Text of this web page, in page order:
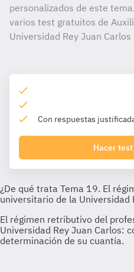
personalizados de este
varios test gratuitos de
Universidad Rey Juan
Con respuestas
Hacer test